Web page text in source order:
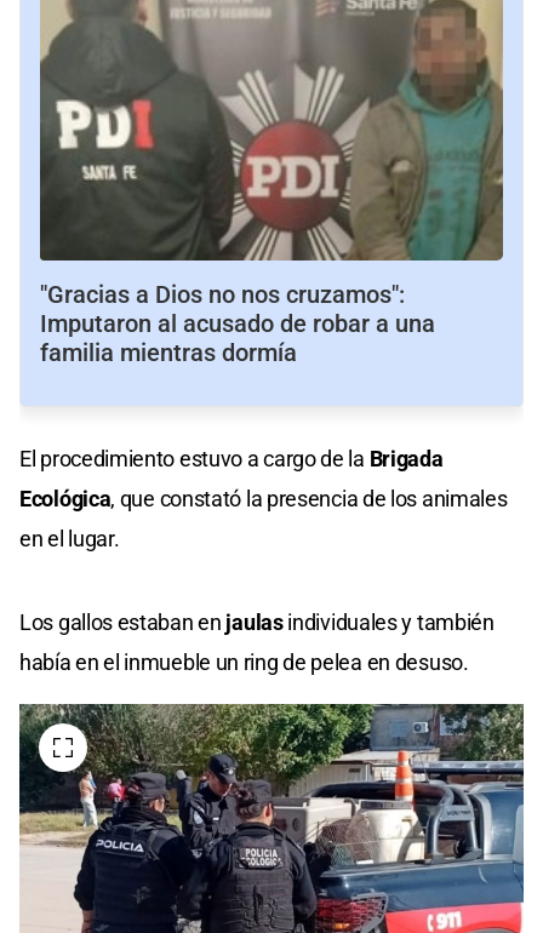
"Gracias a Dios no nos cruzamos":
Imputaron al acusado de robar a una
familia mientras dormía
El procedimiento estuvo a cargo de la Brigada
Ecológica, que constató la presencia de los animales
en el lugar.
Los gallos estaban en jaulasindividuales y también
había en el inmueble un ring de pelea en desuso.